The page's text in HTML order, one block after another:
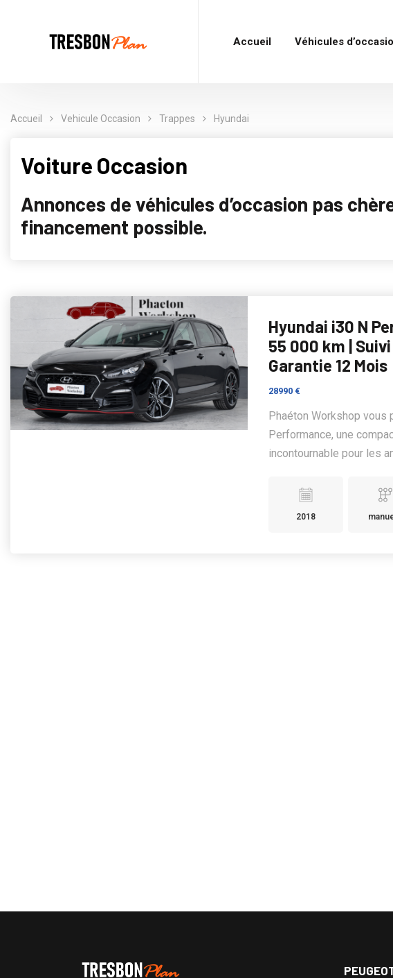
Accueil Véhicules
Accueil Vehicule Occasion Trappes Hyundai
Voiture Occasion
Annonces de véhicules d’occasion pas
financement possible.
Hyundai i30 N
55 000 km |
Garantie 12 Mois
28990 €
Phaéton Workshop vous
Performance, une
incontournable pour les
2018